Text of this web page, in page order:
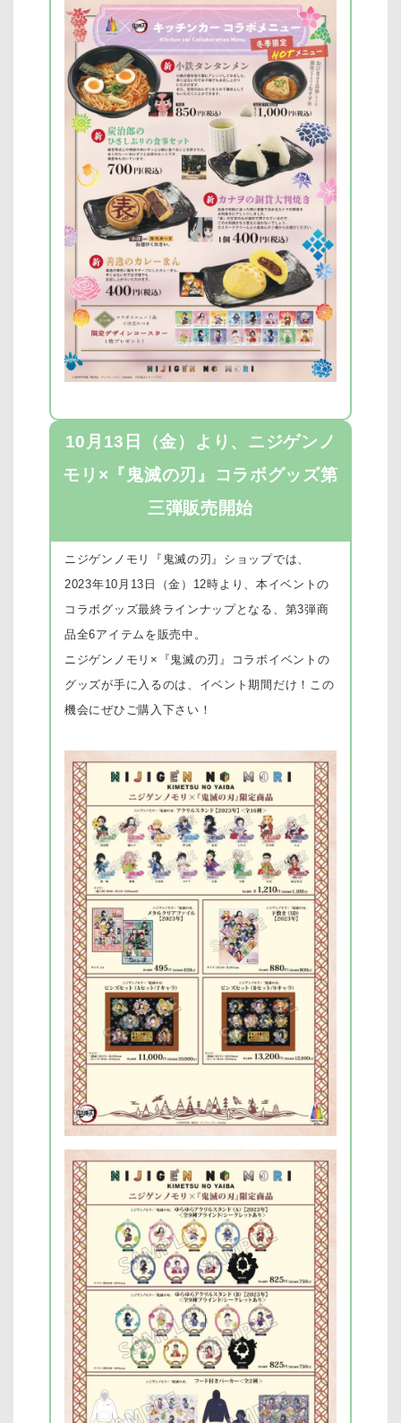
10月13日（金）より、ニジゲンノ
モリ×『鬼滅の刃』コラボグッズ第
三弾販売開始
ニジゲンノモリ『鬼滅の刃』ショップでは、
2023年10月13日（金）12時より、本イベントの
コラボグッズ最終ラインナップとなる、第3弾商
品全6アイテムを販売中。
ニジゲンノモリ×『鬼滅の刃』コラボイベントの
グッズが手に入るのは、イベント期間だけ！この
機会にぜひご購入下さい！